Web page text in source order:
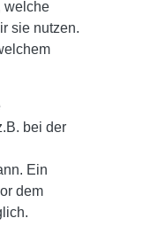
welche
sie nutzen.
bei der
Ein
dem